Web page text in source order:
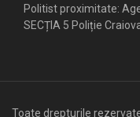
Politist proximitate:
SECȚIA 5 Poliție
Toate drepturile